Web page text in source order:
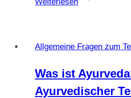
Tee
Allgemeine Fragen zum
Was ist
Ayurvedischer